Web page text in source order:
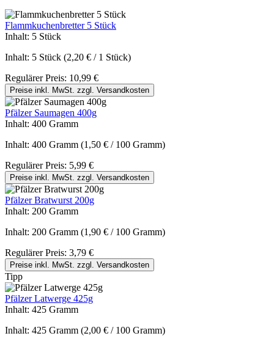
Flammkuchenbretter 5 Stück
Inhalt: 5 Stück
Inhalt: 5 Stück (2,20 € / 1 Stück)
Regulärer Preis: 10,99 €
Preise inkl. MwSt. zzgl. Versandkosten
Pfälzer Saumagen 400g
Inhalt: 400 Gramm
Inhalt: 400 Gramm (1,50 € / 100 Gramm)
Regulärer Preis: 5,99 €
Preise inkl. MwSt. zzgl. Versandkosten
Pfälzer Bratwurst 200g
Inhalt: 200 Gramm
Inhalt: 200 Gramm (1,90 € / 100 Gramm)
Regulärer Preis: 3,79 €
Preise inkl. MwSt. zzgl. Versandkosten
Tipp
Pfälzer Latwerge 425g
Inhalt: 425 Gramm
Inhalt: 425 Gramm (2,00 € / 100 Gramm)